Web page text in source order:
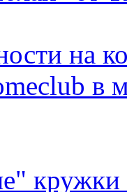
на
в
кружки